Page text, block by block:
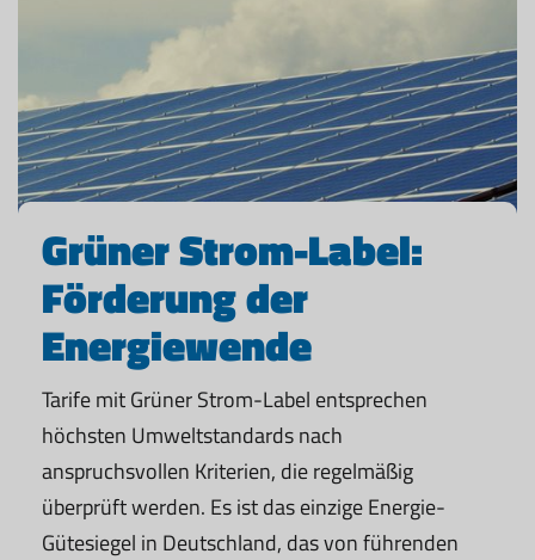
Grüner Strom-Label:
Förderung der
Energiewende
Tarife mit Grüner Strom-Label entsprechen
höchsten Umweltstandards nach
anspruchsvollen Kriterien, die regelmäßig
überprüft werden. Es ist das einzige Energie-
Gütesiegel in Deutschland, das von führenden